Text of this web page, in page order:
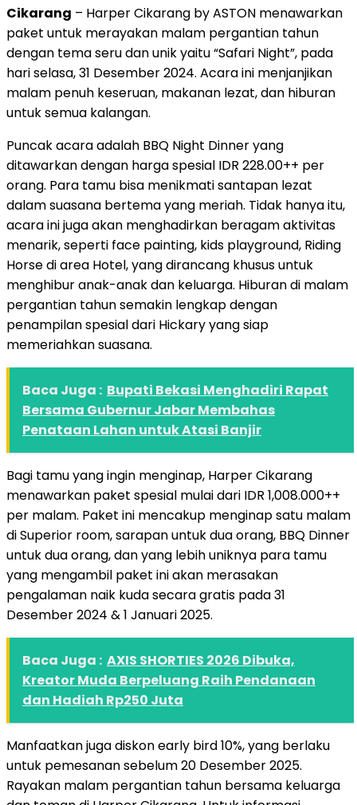
Cikarang – Harper Cikarang by ASTON menawarkan
paket untuk merayakan malam pergantian tahun
dengan tema seru dan unik yaitu “Safari Night”, pada
hari selasa, 31 Desember 2024. Acara ini menjanjikan
malam penuh keseruan, makanan lezat, dan hiburan
untuk semua kalangan.
Puncak acara adalah BBQ Night Dinner yang
ditawarkan dengan harga spesial IDR 228.00++ per
orang. Para tamu bisa menikmati santapan lezat
dalam suasana bertema yang meriah. Tidak hanya itu,
acara ini juga akan menghadirkan beragam aktivitas
menarik, seperti face painting, kids playground, Riding
Horse di area Hotel, yang dirancang khusus untuk
menghibur anak-anak dan keluarga. Hiburan di malam
pergantian tahun semakin lengkap dengan
penampilan spesial dari Hickary yang siap
memeriahkan suasana.
Baca Juga : Bupati Bekasi Menghadiri Rapat
Bersama Gubernur Jabar Membahas
Penataan Lahan untuk Atasi Banjir
Bagi tamu yang ingin menginap, Harper Cikarang
menawarkan paket spesial mulai dari IDR 1,008.000++
per malam. Paket ini mencakup menginap satu malam
di Superior room, sarapan untuk dua orang, BBQ Dinner
untuk dua orang, dan yang lebih uniknya para tamu
yang mengambil paket ini akan merasakan
pengalaman naik kuda secara gratis pada 31
Desember 2024 & 1 Januari 2025.
Baca Juga : AXIS SHORTIES 2026 Dibuka,
Kreator Muda Berpeluang Raih Pendanaan
dan Hadiah Rp250 Juta
Manfaatkan juga diskon early bird 10%, yang berlaku
untuk pemesanan sebelum 20 Desember 2025.
Rayakan malam pergantian tahun bersama keluarga